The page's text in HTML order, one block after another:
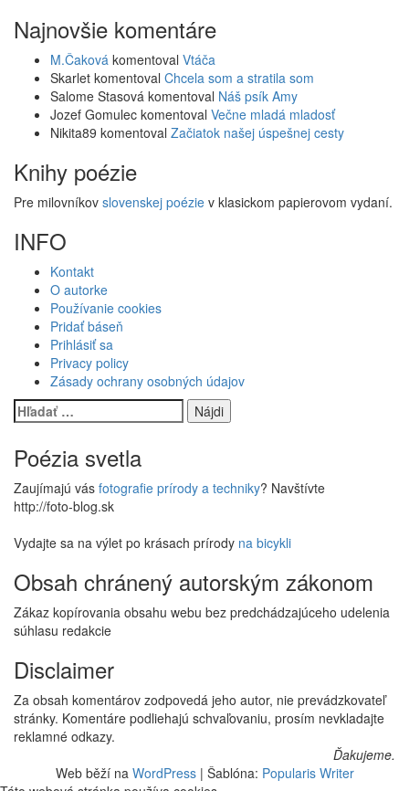
Najnovšie komentáre
M.Čaková komentoval Vtáča
Skarlet komentoval Chcela som a stratila som
Salome Stasová komentoval Náš psík Amy
Jozef Gomulec komentoval Večne mladá mladosť
Nikita89 komentoval Začiatok našej úspešnej cesty
Knihy poézie
Pre milovníkov slovenskej poézie v klasickom papierovom vydaní.
INFO
Kontakt
O autorke
Používanie cookies
Pridať báseň
Prihlásiť sa
Privacy policy
Zásady ochrany osobných údajov
Hľadať:
Poézia svetla
Zaujímajú vás fotografie prírody a techniky? Navštívte
http://foto-blog.sk
Vydajte sa na výlet po krásach prírody na bicykli
Obsah chránený autorským zákonom
Zákaz kopírovania obsahu webu bez predchádzajúceho udelenia
súhlasu redakcie
Disclaimer
Za obsah komentárov zodpovedá jeho autor, nie prevádzkovateľ
stránky. Komentáre podliehajú schvaľovaniu, prosím nevkladajte
reklamné odkazy.
Ďakujeme.
Web běží na WordPress | Šablóna: Popularis Writer